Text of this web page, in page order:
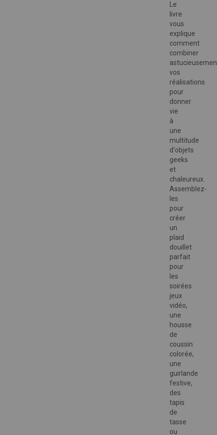
Le
livre
vous
explique
comment
combiner
vos
réalisations
pour
donner
vie
à
une
multitude
d'objets
geeks
et
chaleureux.
Assemblez-
les
pour
créer
un
plaid
douillet
parfait
pour
les
soirées
jeux
vidéo,
une
housse
de
coussin
colorée,
une
guirlande
festive,
des
tapis
de
tasse
ou